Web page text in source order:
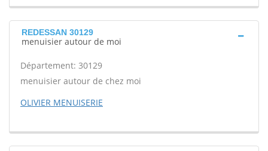
REDESSAN 30129
menuisier autour de moi
Département: 30129
menuisier autour de chez moi
OLIVIER MENUISERIE